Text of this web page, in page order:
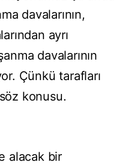
davalarının,
ayrı
davalarının
Çünkü tarafları
konusu.
alacak bir